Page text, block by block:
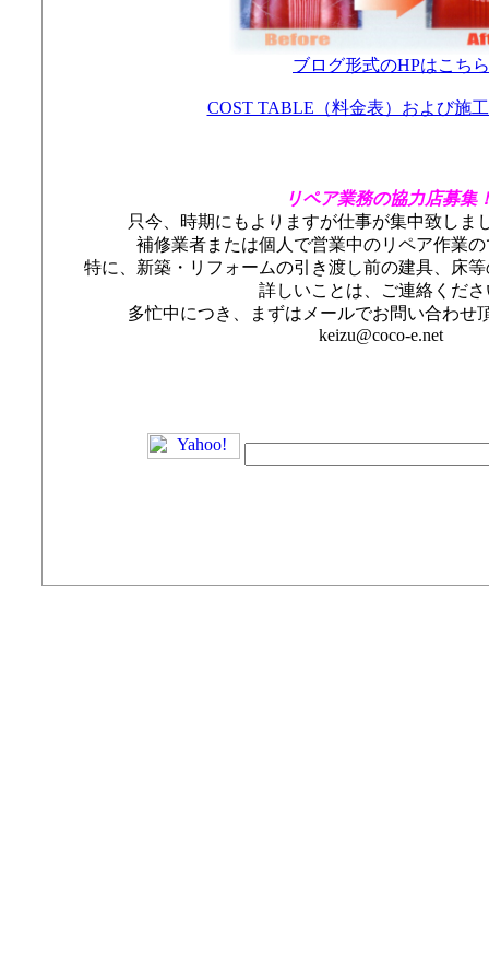
ブログ形式のHPはこちら
COST TABLE（料金表）および施
リペア業務の協力店募集
只今、時期にもよりますが仕事が集中致しま
補修業者または個人で営業中のリペア作業
特に、新築・リフォームの引き渡し前の建具、床
詳しいことは、ご連絡くださ
多忙中につき、まずはメールでお問い合わせ
keizu@coco-e.net